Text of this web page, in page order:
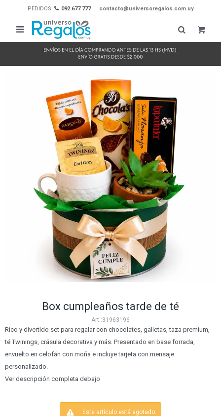
PEDIDOS: 092 677 777 contacto@universoregalos.com.uy

Box cumpleaños tarde de té
31963196
Rico y divertido set para regalar con chocolates, galletas, taza premium,
té Twinings, crásula decorativa y más. Presentado en base forrada,
envuelto en celofán con moña e incluye tarjeta con mensaje
personalizado.
Ver descripción completa debajo
Este artículo está agotado.